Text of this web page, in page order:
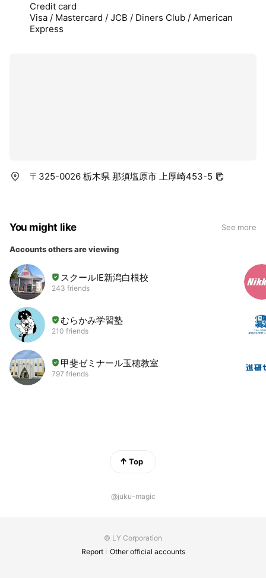
Credit card
Visa / Mastercard / JCB / Diners Club / American
Express
〒325-0026 栃木県 那須塩原市 上厚崎453-5
You might like See more
Accounts others are viewing
スクールIE新潟白根校
243 friends
むらかみ学習塾
210 friends
甲斐ゼミナール玉穂教室
797 friends
Top
@juku-magic
© LY Corporation
Report
Other official accounts